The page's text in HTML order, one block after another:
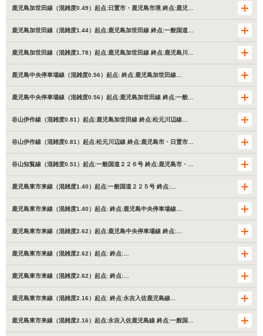
鹿児島加世田線（混雑度0.49）起点:日置市・鹿児島市境 終点:鹿児…
鹿児島加世田線（混雑度1.44）起点:鹿児島加世田線 終点:一般国道…
鹿児島加世田線（混雑度1.78）起点:鹿児島加世田線 終点:鹿児島川…
鹿児島中央停車場線（混雑度0.56）起点: 終点:鹿児島加世田線…
鹿児島中央停車場線（混雑度0.56）起点:鹿児島加世田線 終点:一般…
谷山伊作線（混雑度0.81）起点:鹿児島加世田線 終点:松元川辺線…
谷山伊作線（混雑度0.81）起点:松元川辺線 終点:鹿児島市・日置市…
谷山知覧線（混雑度0.51）起点:一般国道２２６号 終点:鹿児島市・…
鹿児島東市来線（混雑度1.40）起点:一般国道２２５号 終点:…
鹿児島東市来線（混雑度1.40）起点: 終点:鹿児島中央停車場線…
鹿児島東市来線（混雑度2.62）起点:鹿児島中央停車場線 終点:…
鹿児島東市来線（混雑度2.62）起点: 終点:…
鹿児島東市来線（混雑度2.62）起点: 終点:…
鹿児島東市来線（混雑度2.16）起点: 終点:永吉入佐鹿児島線…
鹿児島東市来線（混雑度2.16）起点:永吉入佐鹿児島線 終点:一般国…